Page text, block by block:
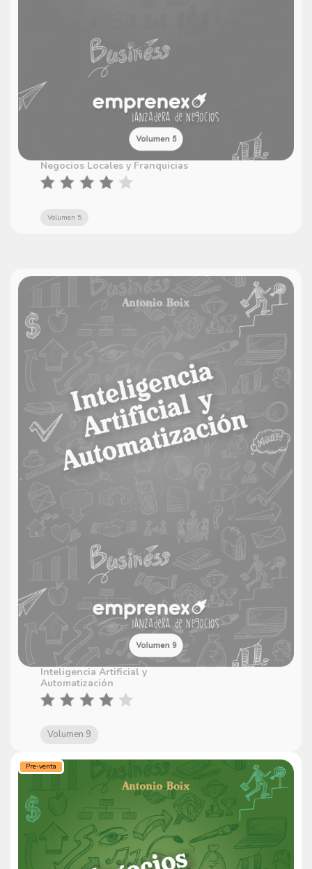
Negocios Locales y Franquicias
Volumen 5
Inteligencia Artificial y
Automatización
Volumen 9